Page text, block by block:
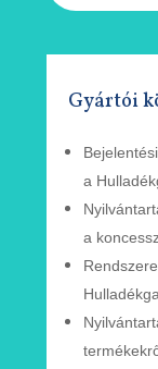
Gyártói
a
a